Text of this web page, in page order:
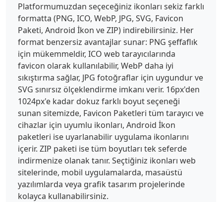
Platformumuzdan seçeceğiniz ikonları sekiz farklı
formatta (PNG, ICO, WebP, JPG, SVG, Favicon
Paketi, Android İkon ve ZIP) indirebilirsiniz. Her
format benzersiz avantajlar sunar: PNG şeffaflık
için mükemmeldir, ICO web tarayıcılarında
favicon olarak kullanılabilir, WebP daha iyi
sıkıştırma sağlar, JPG fotoğraflar için uygundur ve
SVG sınırsız ölçeklendirme imkanı verir. 16px'den
1024px'e kadar dokuz farklı boyut seçeneği
sunan sitemizde, Favicon Paketleri tüm tarayıcı ve
cihazlar için uyumlu ikonları, Android İkon
paketleri ise uyarlanabilir uygulama ikonlarını
içerir. ZIP paketi ise tüm boyutları tek seferde
indirmenize olanak tanır. Seçtiğiniz ikonları web
sitelerinde, mobil uygulamalarda, masaüstü
yazılımlarda veya grafik tasarım projelerinde
kolayca kullanabilirsiniz.